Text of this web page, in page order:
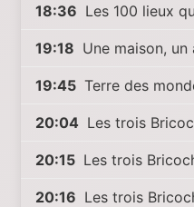
18:36 Les 100 lieux
19:18 Une maison,
19:45 Terre des
20:04 Les trois
20:15 Les trois
20:16 Les trois